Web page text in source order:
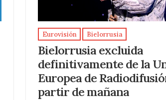
Eurovisión Bielorrusia
Bielorrusia excluida
definitivamente de la
Europea de
partir de mañana